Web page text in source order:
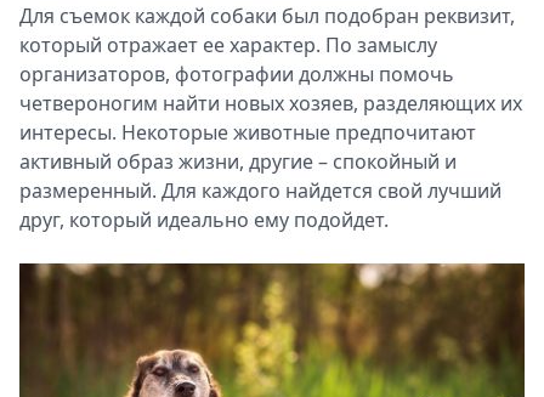
Для съемок каждой собаки был подобран реквизит,
который отражает ее характер. По замыслу
организаторов, фотографии должны помочь
четвероногим найти новых хозяев, разделяющих их
интересы. Некоторые животные предпочитают
активный образ жизни, другие – спокойный и
размеренный. Для каждого найдется свой лучший
друг, который идеально ему подойдет.